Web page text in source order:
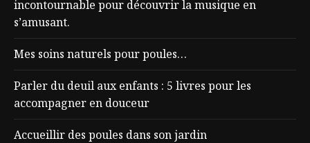
incontournable pour découvrir la musique en
s’amusant.
Mes soins naturels pour poules…
Parler du deuil aux enfants : 5 livres pour les
accompagner en douceur
Accueillir des poules dans son jardin